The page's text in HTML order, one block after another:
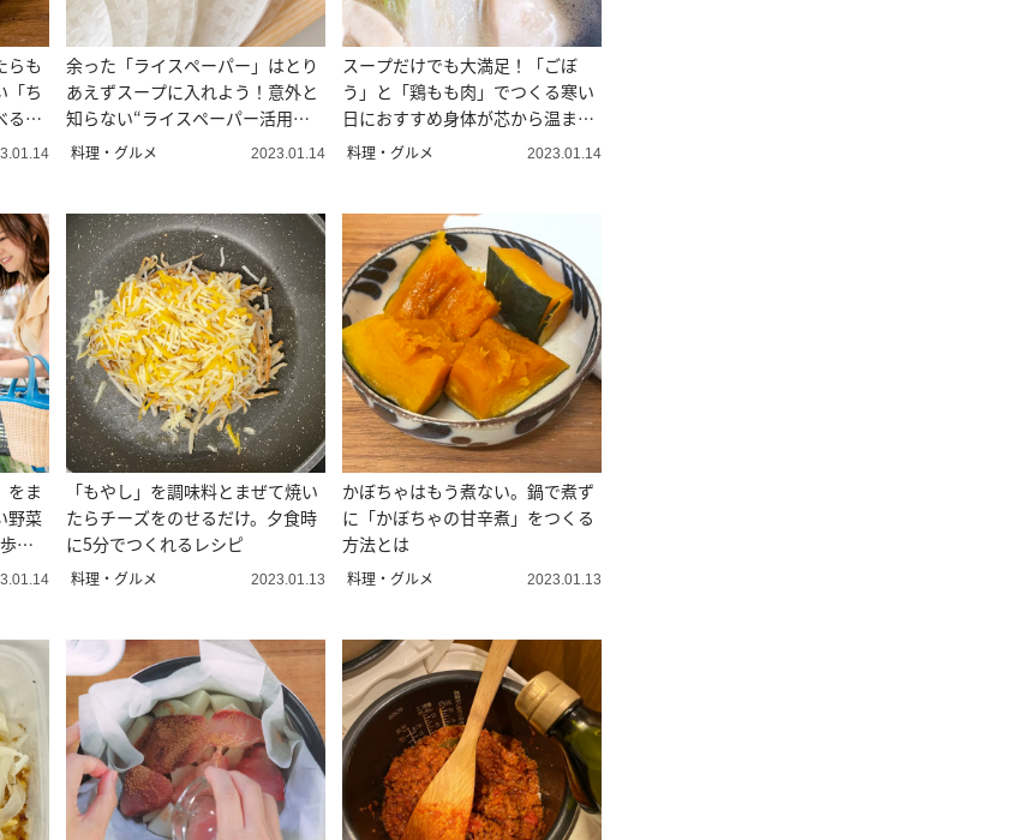
らも
「ち
る方
余った「ライスペーパー」はとり
あえずスープに入れよう！意外と
知らない“ライスペーパー活用レ
シピ”
料理・グルメ 2023.01.14
スープだけでも大満足！「ごぼ
う」と「鶏もも肉」でつくる寒い
日におすすめ身体が芯から温まる
スープ
料理・グルメ 2023.01.14
をま
野菜
き
「もやし」を調味料とまぜて焼い
たらチーズをのせるだけ。夕食時
に5分でつくれるレシピ
料理・グルメ 2023.01.13
かぼちゃはもう煮ない。鍋で煮ず
に「かぼちゃの甘辛煮」をつくる
方法とは
料理・グルメ 2023.01.13